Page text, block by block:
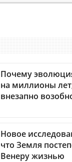
Почему
на миллионы
внезапно
Новое
что Земля
Венеру жизнью